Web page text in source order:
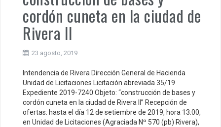
cordón cuneta en la ciudad de
Rivera II
23 agosto, 2019
Intendencia de Rivera Dirección General de Hacienda
Unidad de Licitaciones Licitación abreviada 35/19
Expediente 2019-7240 Objeto: “construcción de bases y
cordón cuneta en la ciudad de Rivera II” Recepción de
ofertas: hasta el día 12 de setiembre de 2019, hora 13:00,
en Unidad de Licitaciones (Agraciada Nº 570 (pb) Rivera),